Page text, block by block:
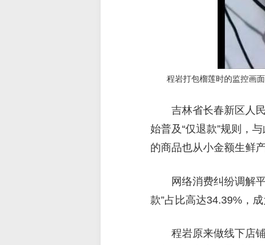
程岩打包榴莲时的监控画
吉林省长春新区人
始普及“仅退款”规则，
的商品也从小金额生鲜
网络消费纠纷调解
款”占比高达34.39%，
程岩原来做线下店